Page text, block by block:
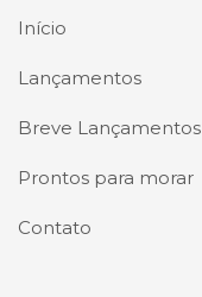
Início
Lançamentos
Breve Lançamentos
Prontos para morar
Contato